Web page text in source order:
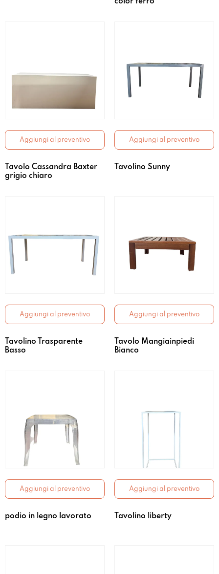
Aggiungi al preventivo
color ferro
Aggiungi al preventivo
Tavolo Cassandra Baxter
grigio chiaro
Aggiungi al preventivo
Tavolino Sunny
Aggiungi al preventivo
Tavolino Trasparente
Basso
Aggiungi al preventivo
Tavolo Mangiainpiedi
Bianco
Aggiungi al preventivo
podio in legno lavorato Tavolino liberty